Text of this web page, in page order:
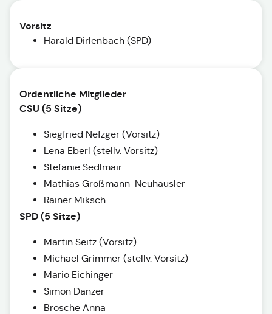
Vorsitz
Harald Dirlenbach (SPD)
Ordentliche Mitglieder
CSU (5 Sitze)
Siegfried Nefzger (Vorsitz)
Lena Eberl (stellv. Vorsitz)
Stefanie Sedlmair
Mathias Großmann-Neuhäusler
Rainer Miksch
SPD (5 Sitze)
Martin Seitz (Vorsitz)
Michael Grimmer (stellv. Vorsitz)
Mario Eichinger
Simon Danzer
Brosche Anna